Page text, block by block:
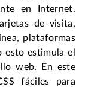
en Internet.
de visita,
plataformas
estimula el
web. En este
fáciles para